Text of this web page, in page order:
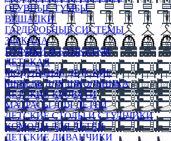
ОБУВНЫЕ ТУМБЫ
ВЕШАЛКИ
ГАРДЕРОБНЫЕ СИСТЕМЫ
ЗЕРКАЛА
ПУФИКИ И БАНКЕТКИ
ДЕТСКАЯ
МОДУЛЬНЫЕ ДЕТСКИЕ
МЕБЕЛЬ ДЛЯ ШКОЛЬНИКА
ДЕТСКИЕ КРОВАТИ
МАТРАСЫ ДЛЯ ДЕТЕЙ
ДЕТСКИЕ СТОЛЫ И СТУЛЬЧИКИ
КОМОДЫ ДЛЯ ДЕТЕЙ
ДЕТСКИЕ ДИВАНЧИКИ